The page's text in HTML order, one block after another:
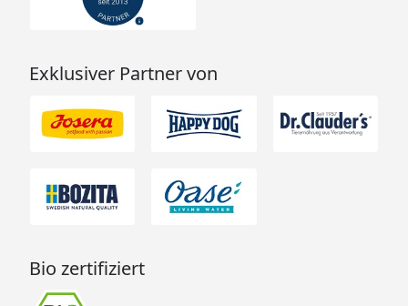
Exklusiver Partner von
Bio zertifiziert